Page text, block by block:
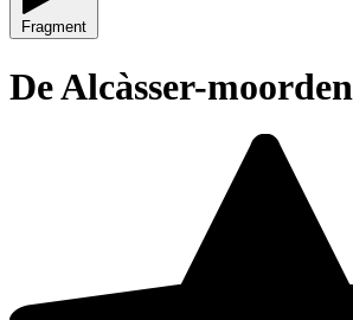
Fragment
De Alcàsser-moorden